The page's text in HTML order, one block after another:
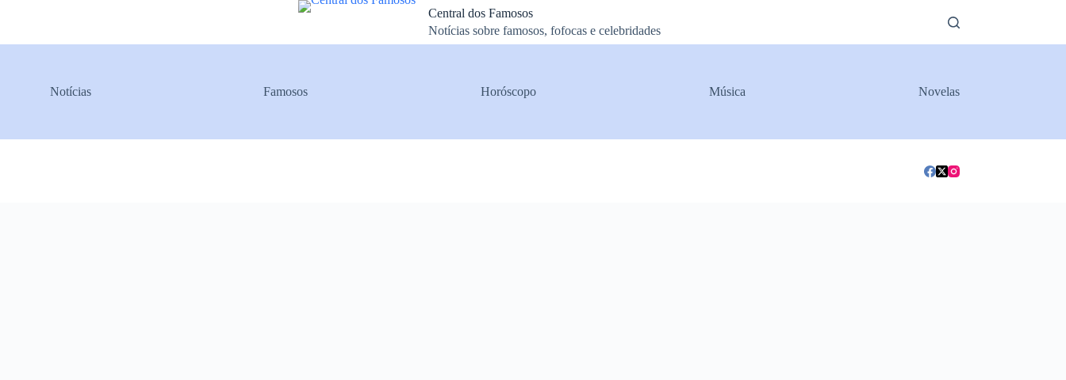
conteúdo
Central dos Famosos
Notícias sobre famosos, fofocas e celebridades
Notícias Famosos Horóscopo Música Novelas